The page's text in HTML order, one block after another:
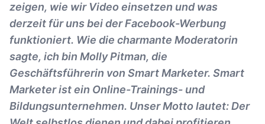
zeigen, wie wir Video einsetzen und was
derzeit für uns bei der Facebook-Werbung
funktioniert. Wie die charmante Moderatorin
sagte, ich bin Molly Pitman, die
Geschäftsführerin von Smart Marketer. Smart
Marketer ist ein Online-Trainings- und
Bildungsunternehmen. Unser Motto lautet: Der